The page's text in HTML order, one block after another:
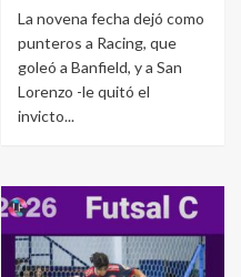
La novena fecha dejó como
punteros a Racing, que
goleó a Banfield, y a San
Lorenzo -le quitó el
invicto...